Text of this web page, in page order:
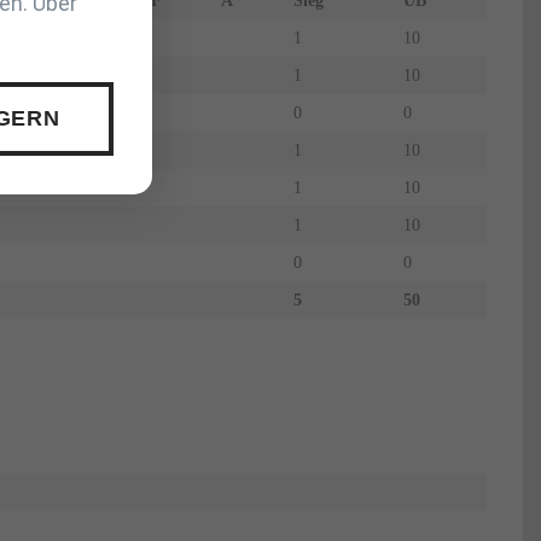
1 10
10
0 0
10
1 10
10
0 0
5
50